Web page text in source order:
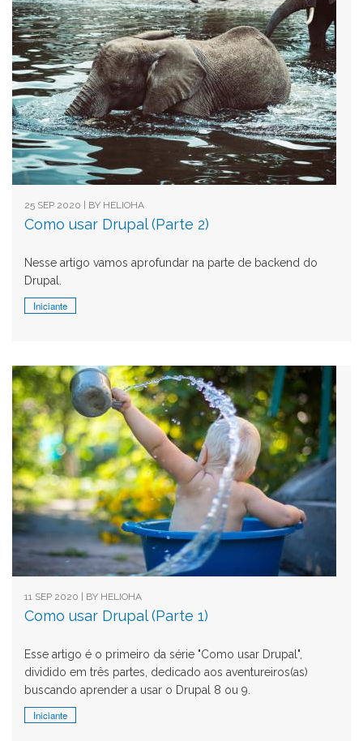
25 SEP 2020 | BY HELIOHA
Como usar Drupal (Parte 2)
Nesse artigo vamos aprofundar na parte de backend do
Drupal.
Iniciante
11 SEP 2020 | BY HELIOHA
Como usar Drupal (Parte 1)
Esse artigo é o primeiro da série "Como usar Drupal",
dividido em três partes, dedicado aos aventureiros(as)
buscando aprender a usar o Drupal 8 ou 9.
Iniciante